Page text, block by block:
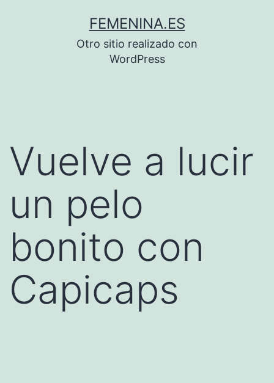
FEMENINA.ES
Otro sitio realizado con
WordPress
Vuelve a lucir
un pelo
bonito con
Capicaps